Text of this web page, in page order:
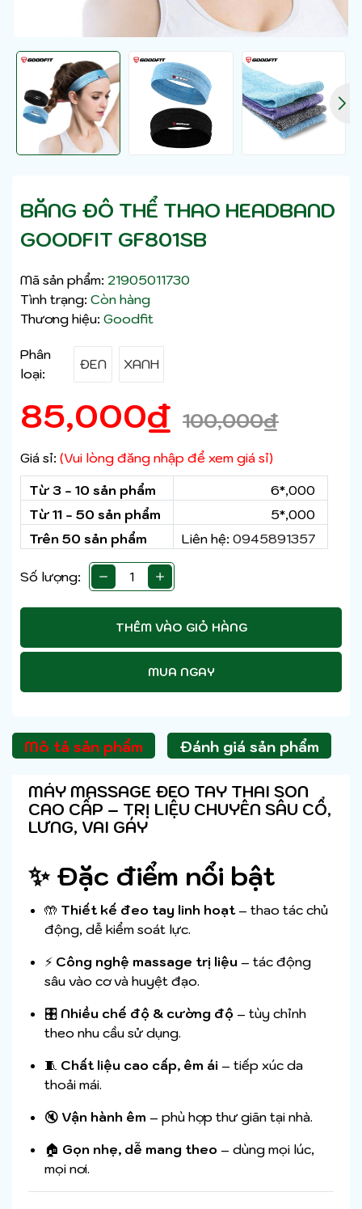
BĂNG ĐÔ THỂ THAO HEADBAND
GOODFIT GF801SB
Mã sản phẩm: 21905011730
Tình trạng: Còn hàng
Thương hiệu: Goodfit
Phân
loại:
ĐEN XANH
85,000₫ 100,000₫
Giá sỉ: (Vui lòng đăng nhập để xem giá sỉ)
Từ 3 - 10 sản phẩm
6*,000
Từ 11 - 50 sản phẩm
5*,000
Trên 50 sản phẩm
Liên hệ: 0945891357
Số lượng:
THÊM VÀO GIỎ HÀNG
MUA NGAY
Mô tả sản phẩm Đánh giá sản phẩm
MÁY MASSAGE ĐEO TAY THAI SON
CAO CẤP – TRỊ LIỆU CHUYÊN SÂU CỔ,
LƯNG, VAI GÁY
✨ Đặc điểm nổi bật
🤲 Thiết kế đeo tay linh hoạt– thao tác chủ
động, dễ kiểm soát lực.
⚡ Công nghệ massage trị liệu – tác động
sâu vào cơ và huyệt đạo.
🎛️ Nhiều chế độ & cường độ – tùy chỉnh
theo nhu cầu sử dụng.
🧵 Chất liệu cao cấp, êm ái – tiếp xúc da
thoải mái.
🔇 Vận hành êm – phù hợp thư giãn tại nhà.
🏠 Gọn nhẹ, dễ mang theo – dùng mọi lúc,
mọi nơi.